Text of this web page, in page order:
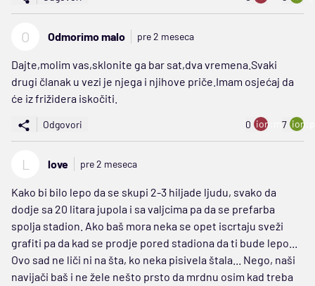
O Odmorimo malo pre 2 meseca
Dajte,molim vas,sklonite ga bar sat,dva vremena.Svaki
drugi članak u vezi je njega i njihove priče.Imam osjećaj da
će iz frižidera iskočiti.
Odgovori 0 ion:minus
7
L love pre 2 meseca
Kako bi bilo lepo da se skupi 2-3 hiljade ljudu, svako da
dodje sa 20 litara jupola i sa valjcima pa da se prefarba
spolja stadion. Ako baš mora neka se opet iscrtaju sveži
grafiti pa da kad se prodje pored stadiona da ti bude lepo...
Ovo sad ne liči ni na šta, ko neka pisivela štala... Nego, naši
navijači baš i ne žele nešto prsto da mrdnu osim kad treba